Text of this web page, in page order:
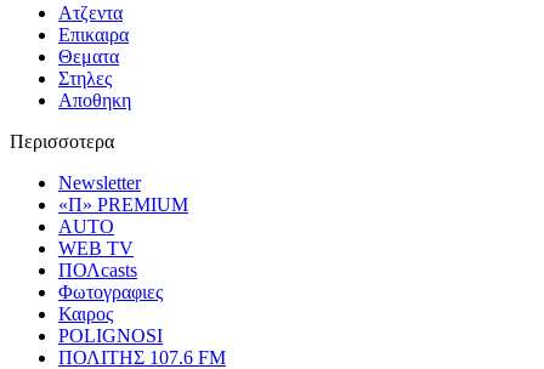
Ατζεντα
Επικαιρα
Θεματα
Στηλες
Αποθηκη
Περισσοτερα
Newsletter
«Π» PREMIUM
AUTO
WEB TV
ΠΟΛcasts
Φωτογραφιες
Καιρος
POLIGNOSI
ΠΟΛΙΤΗΣ 107.6 FM